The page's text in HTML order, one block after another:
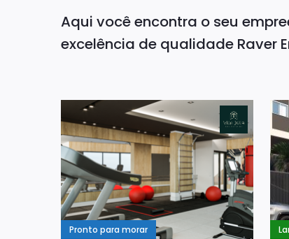
Aqui você encontra o seu
excelência de qualidade Raver
Pronto para morar